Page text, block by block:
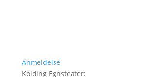
Anmeldelse
Kolding Egnsteater: